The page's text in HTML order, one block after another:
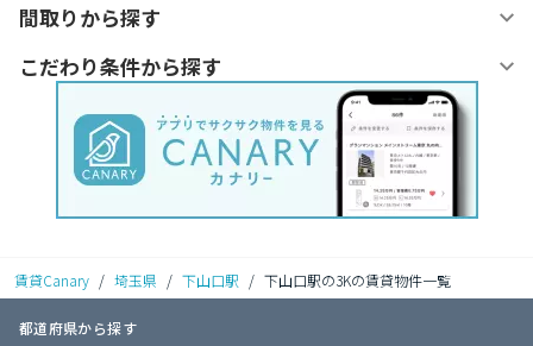
間取りから探す
こだわり条件から探す
賃貸Canary / 埼玉県 / 下山口駅 / 下山口駅の3Kの賃貸物件一覧
都道府県から探す